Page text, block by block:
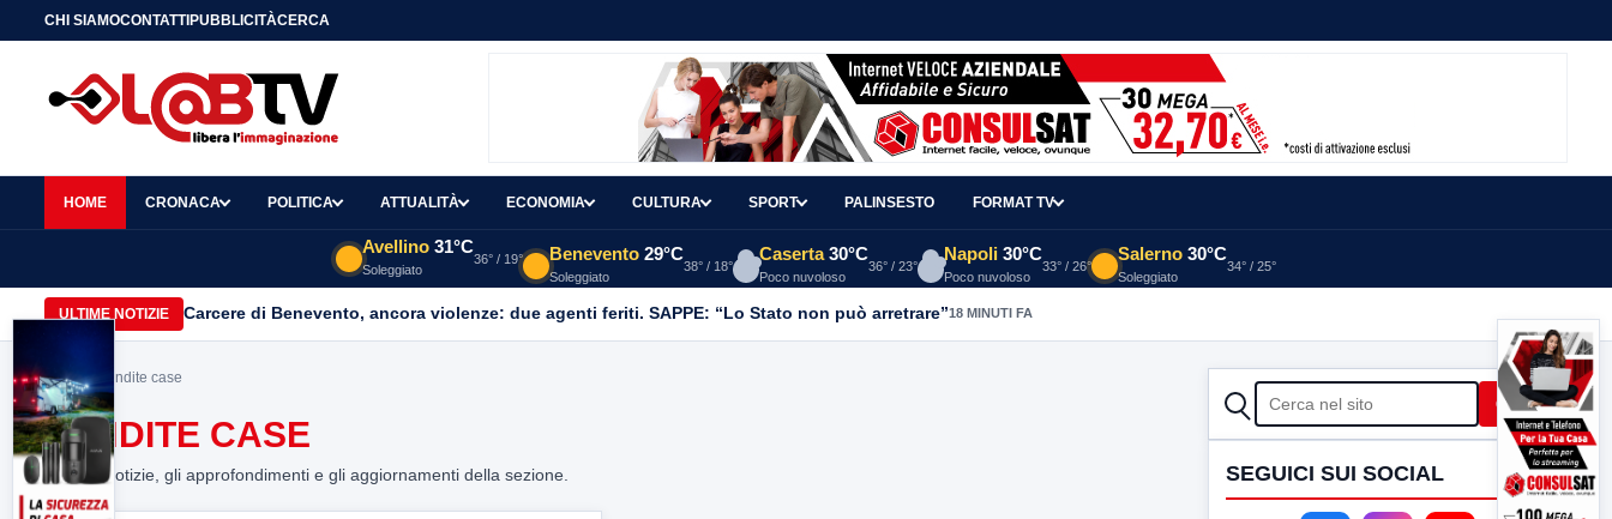
CHI SIAMOCONTATTIPUBBLICITÀCERCA
HOME CRONACA POLITICA ATTUALITÀ ECONOMIA CULTURA SPORT PALINSESTO FORMAT TV
Avellino 31°C
Soleggiato
36° / 19° Benevento 29°C
Soleggiato
38° / 18°
Caserta 30°C
Poco nuvoloso
36° / 23°
Napoli 30°C
Poco nuvoloso
33° / 26°
Salerno 30°C
Soleggiato
34° / 25°
ULTIME NOTIZIE Carcere di Benevento, ancora violenze: due agenti feriti. SAPPE: “Lo Stato non può arretrare”18 MINUTI FA
Home> vendite case
VENDITE CASE
Tutte le notizie, gli approfondimenti e gli aggiornamenti della sezione.
CERCA Cerca
SEGUICI SUI SOCIAL